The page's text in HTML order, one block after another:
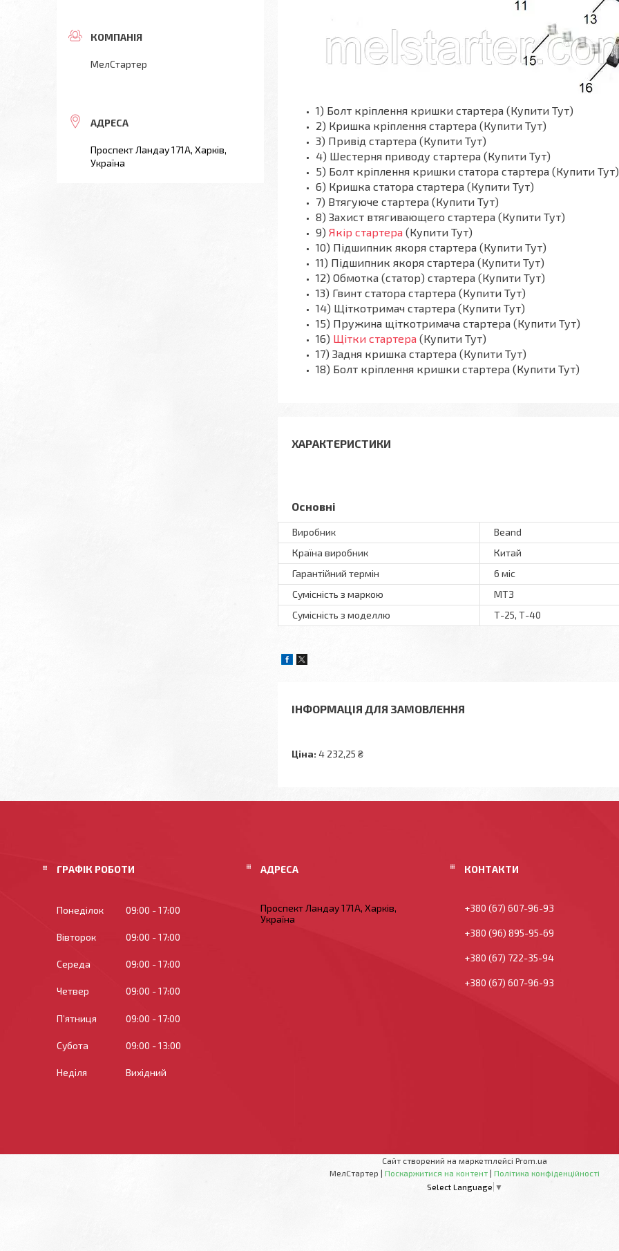
1) Болт кріплення кришки стартера (Купити Тут)
2) Кришка кріплення стартера (Купити Тут)
3) Привід стартера (Купити Тут)
4) Шестерня приводу стартера (Купити Тут)
5) Болт кріплення кришки статора стартера (Купити Тут)
6) Кришка статора стартера (Купити Тут)
7) Втягуюче стартера (Купити Тут)
8) Захист втягивающего стартера (Купити Тут)
9) Якір стартера (Купити Тут)
10) Підшипник якоря стартера (Купити Тут)
11) Підшипник якоря стартера (Купити Тут)
12) Обмотка (статор) стартера (Купити Тут)
13) Гвинт статора стартера (Купити Тут)
14) Щіткотримач стартера (Купити Тут)
15) Пружина щіткотримача стартера (Купити Тут)
16) Щітки стартера (Купити Тут)
17) Задня кришка стартера (Купити Тут)
18) Болт кріплення кришки стартера (Купити Тут)
ХАРАКТЕРИСТИКИ
Основні
Виробник
Beand
Країна виробник
Китай
Гарантійний термін
6 міс
Сумісність з маркою
МТЗ
Сумісність з моделлю
Т-25, Т-40
ІНФОРМАЦІЯ ДЛЯ ЗАМОВЛЕННЯ
Ціна: 4 232,25 ₴
МелСтартер
Проспект Ландау 171А, Харків,
Україна
ГРАФІК РОБОТИ
Понеділок 09:00 17:00
Вівторок 09:00 17:00
Середа 09:00 17:00
Четвер 09:00 17:00
Пʼятниця 09:00 17:00
Субота 09:00 13:00
Неділя Вихідний
Проспект Ландау 171А, Харків,
Україна
+380 (67) 607-96-93
+380 (96) 895-95-69
+380 (67) 722-35-94
+380 (67) 607-96-93
Сайт створений на маркетплейсі Prom.ua
МелСтартер | Поскаржитися на контент | Політика конфіденційності
Select Language ▼